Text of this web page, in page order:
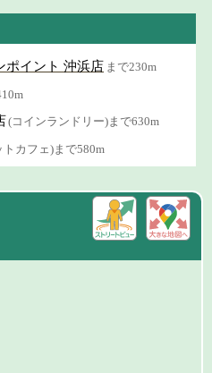
ポイント 沖浜店 まで230m
(コインランドリー)まで630m
トカフェ)まで580m